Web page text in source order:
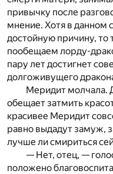
привычку после
мнение. Хотя в данном
достойную причину, то
пообещаем лорду-
пару лет достигнет
долгоживущего
Меридит молчала.
обещает затмить
красивее Меридит
равно выдадут замуж,
лучше ли смириться
— Нет, отец, —
положено